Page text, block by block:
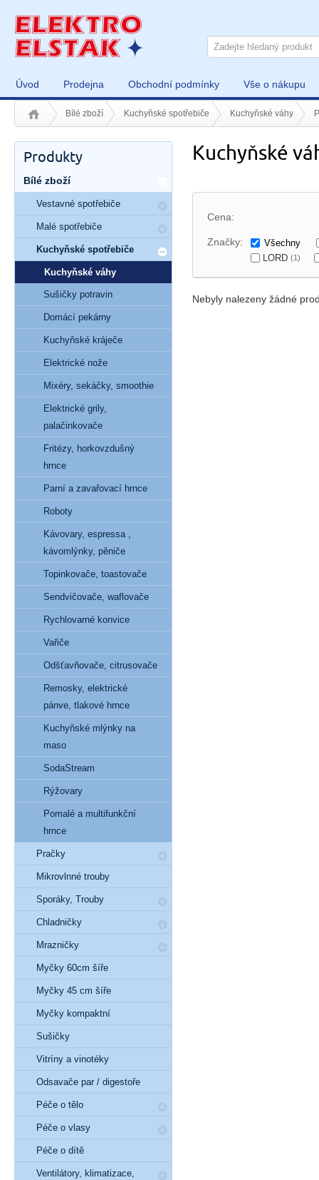
Úvod Prodejna Obchodní podmínky Vše o nákupu
Bílé zboží Kuchyňské spotřebiče Kuchyňské váhy
Kuchyňské
Cena:
Značky:
Všechny
LORD (1)
Nebyly nalezeny žádné
Produkty
Bílé zboží
Vestavné spotřebiče
Malé spotřebiče
Kuchyňské spotřebiče
Kuchyňské váhy
Sušičky potravin
Domácí pekárny
Kuchyňské kráječe
Elektrické nože
Mixéry, sekáčky, smoothie
Elektrické grily,
palačinkovače
Fritézy, horkovzdušný
hrnce
Parní a zavařovací hrnce
Roboty
Kávovary, espressa ,
kávomlýnky, pěniče
Topinkovače, toastovače
Sendvičovače, waflovače
Rychlovarné konvice
Vařiče
Odšťavňovače, citrusovače
Remosky, elektrické
pánve, tlakové hrnce
Kuchyňské mlýnky na
maso
SodaStream
Rýžovary
Pomalé a multifunkční
hrnce
Pračky
Mikrovlnné trouby
Sporáky, Trouby
Chladničky
Mrazničky
Myčky 60cm šíře
Myčky 45 cm šíře
Myčky kompaktní
Sušičky
Vitríny a vinotéky
Odsavače par / digestoře
Péče o tělo
Péče o vlasy
Péče o dítě
Ventilátory, klimatizace,